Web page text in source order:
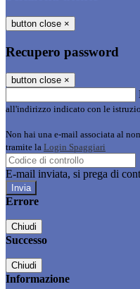
button close ×
Recupero password
button close ×
all'indirizzo indicato con le
Non hai una e-mail associata al
tramite la Login Spaggiari
E-mail inviata, si prega di
Errore
Chiudi
Successo
Chiudi
Informazione